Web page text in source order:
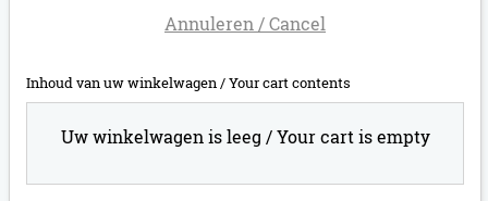
Annuleren / Cancel
Inhoud van uw winkelwagen /Your cart contents
Uw winkelwagen is leeg / Your cart is empty